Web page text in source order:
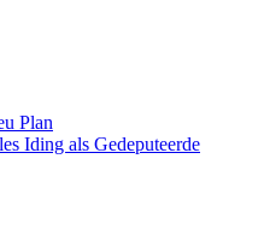
Plan
Iding als Gedeputeerde